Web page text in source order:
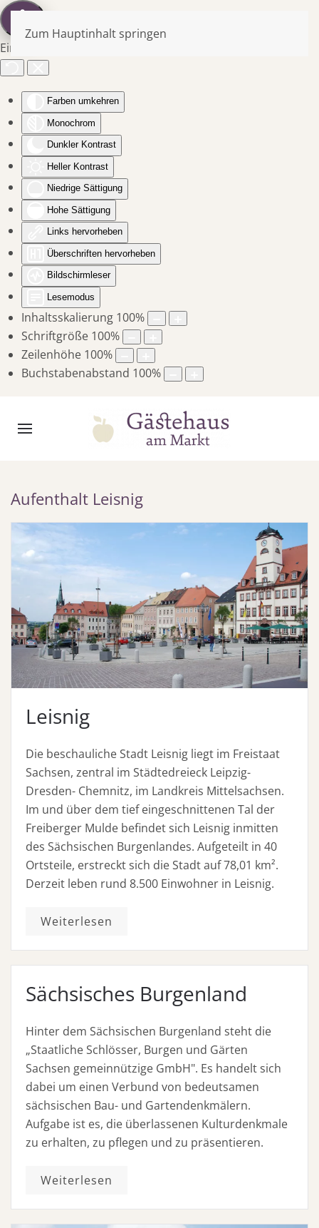
Eingabehilfen öffnen
Farben umkehren
Monochrom
Dunkler Kontrast
Heller Kontrast
Niedrige Sättigung
Hohe Sättigung
Links hervorheben
Überschriften hervorheben
Bildschirmleser
Lesemodus
Inhaltsskalierung 100%
Schriftgröße 100%
Zeilenhöhe 100%
Buchstabenabstand 100%
Zum Hauptinhalt springen
Aufenthalt Leisnig
Leisnig
Die beschauliche Stadt Leisnig liegt im Freistaat
Sachsen, zentral im Städtedreieck Leipzig-
Dresden- Chemnitz, im Landkreis Mittelsachsen.
Im und über dem tief eingeschnittenen Tal der
Freiberger Mulde befindet sich Leisnig inmitten
des Sächsischen Burgenlandes. Aufgeteilt in 40
Ortsteile, erstreckt sich die Stadt auf 78,01 km².
Derzeit leben rund 8.500 Einwohner in Leisnig.
Weiterlesen
Sächsisches Burgenland
Hinter dem Sächsischen Burgenland steht die
„Staatliche Schlösser, Burgen und Gärten
Sachsen gemeinnützige GmbH". Es handelt sich
dabei um einen Verbund von bedeutsamen
sächsischen Bau- und Gartendenkmälern.
Aufgabe ist es, die überlassenen Kulturdenkmale
zu erhalten, zu pflegen und zu präsentieren.
Weiterlesen